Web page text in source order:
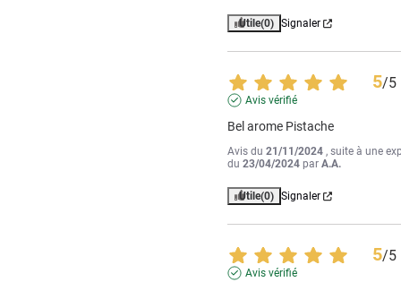
Utile(0) Signaler
5/5
Avis vérifié
Bel arome Pistache
Avis du21/11/2024 , suite à une
du23/04/2024 parA.A.
Utile(0) Signaler
5/5
Avis vérifié